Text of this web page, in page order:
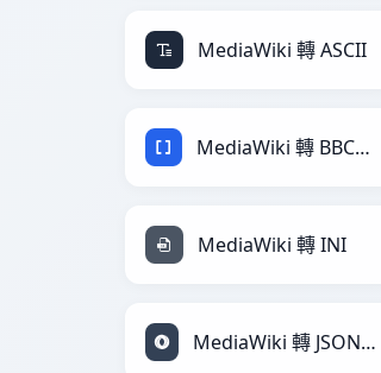
MediaWiki 轉 ASCII
MediaWiki 轉 BBCode
MediaWiki 轉 INI
MediaWiki 轉 JSONLines